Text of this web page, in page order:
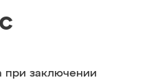
при заключении